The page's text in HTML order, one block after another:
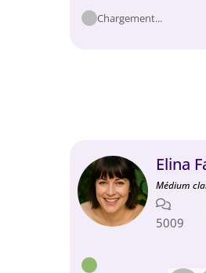
Chargement...
Elina
Médium
5009